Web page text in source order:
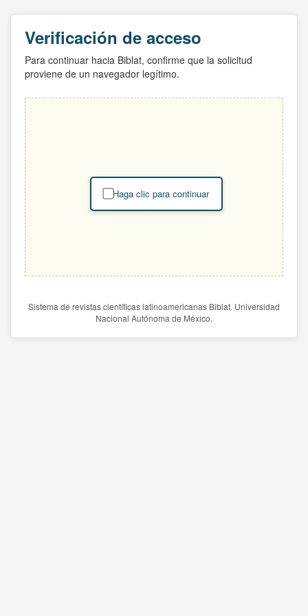
Verificación de acceso
Para continuar hacia Biblat, confirme que la solicitud
proviene de un navegador legítimo.
Haga clic para continuar
Sistema de revistas científicas latinoamericanas Biblat. Universidad
Nacional Autónoma de México.